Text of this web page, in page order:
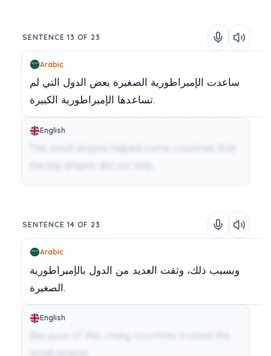
SENTENCE 13 OF 23
Arabic
ساعدت الإمبراطورية الصغيرة بعض الدول التي لم
تساعدها الإمبراطورية الكبيرة.
English
SENTENCE 14 OF 23
Arabic
وبسبب ذلك، وثقت العديد من الدول بالإمبراطورية
الصغيرة.
English